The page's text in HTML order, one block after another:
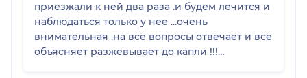
приезжали к ней два раза .и будем лечится и
наблюдаться только у нее ...очень
внимательная ,на все вопросы отвечает и все
объясняет разжевывает до капли !!!